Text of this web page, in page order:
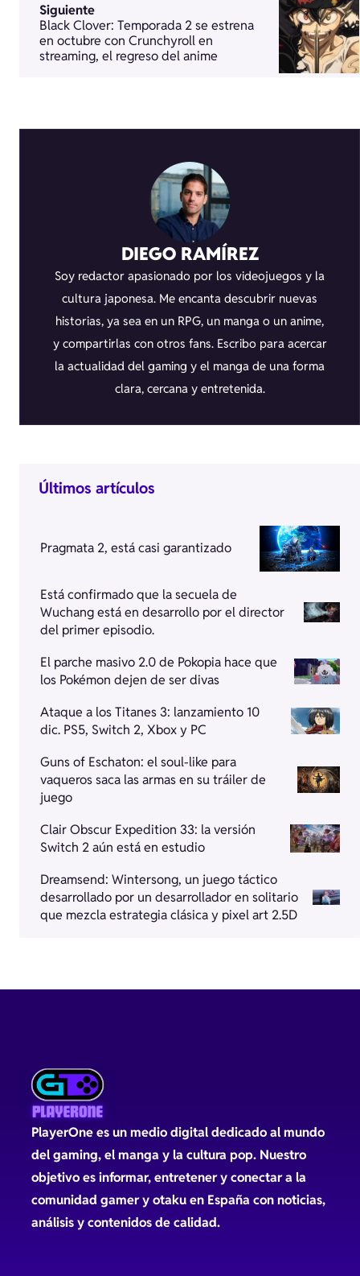
Siguiente
Black Clover: Temporada 2 se estrena
en octubre con Crunchyroll en
streaming, el regreso del anime
DIEGO RAMÍREZ
Soy redactor apasionado por los videojuegos y la
cultura japonesa. Me encanta descubrir nuevas
historias, ya sea en un RPG, un manga o un anime,
y compartirlas con otros fans. Escribo para acercar
la actualidad del gaming y el manga de una forma
clara, cercana y entretenida.
Últimos artículos
Pragmata 2, está casi garantizado
Está confirmado que la secuela de
Wuchang está en desarrollo por el director
del primer episodio.
El parche masivo 2.0 de Pokopia hace que
los Pokémon dejen de ser divas
Ataque a los Titanes 3: lanzamiento 10
dic. PS5, Switch 2, Xbox y PC
Guns of Eschaton: el soul-like para
vaqueros saca las armas en su tráiler de
juego
Clair Obscur Expedition 33: la versión
Switch 2 aún está en estudio
Dreamsend: Wintersong, un juego táctico
desarrollado por un desarrollador en solitario
que mezcla estrategia clásica y pixel art 2.5D
PlayerOne es un medio digital dedicado al mundo
del gaming, el manga y la cultura pop. Nuestro
objetivo es informar, entretener y conectar a la
comunidad gamer y otaku en España con noticias,
análisis y contenidos de calidad.